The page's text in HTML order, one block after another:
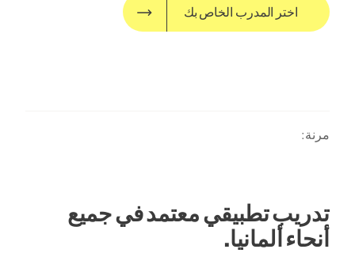
اختر المدرب الخاص بك
مرنة:
تدريب تطبيقي معتمد في جميع
أنحاء ألمانيا.